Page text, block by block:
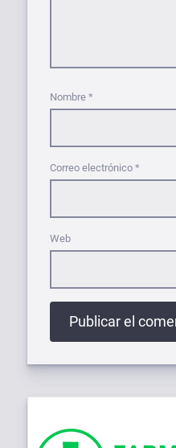
Nombre *
Correo electrónico *
Web